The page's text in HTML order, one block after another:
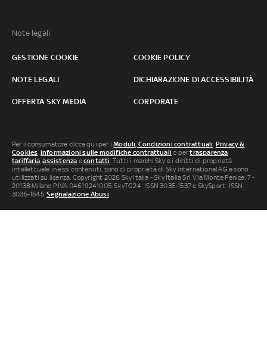
Note legali:
GESTIONE COOKIE COOKIE POLICY
NOTE LEGALI DICHIARAZIONE DI ACCESSIBILITÀ
OFFERTA SKY MEDIA CORPORATE
Per il consumatore clicca qui per iModuli, Condizioni contrattuali, Privacy &
Cookies, informazioni sulle modifiche contrattuali o pertrasparenza
tariffaria,assistenza econtatti. Tutti i marchi Sky e i diritti di proprietà
intellettuale in essi contenuti, sono di proprietà di Sky international AG e sono
utilizzati su licenza. Copyright 2026 Sky Italia - Sky Italia Srl Via Monte Penice, 7 -
20138 Milano P.IVA 04619241005. SkyTG24: ISSN 3035-1537 e SkySport: ISSN
3035-1545.Segnalazione Abusi